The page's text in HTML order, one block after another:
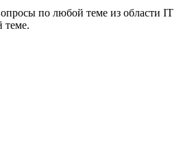
по любой теме из области IT
теме.